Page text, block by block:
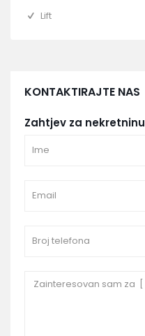
Lift
KONTAKTIRAJTE NAS
Zahtjev za nekretninu